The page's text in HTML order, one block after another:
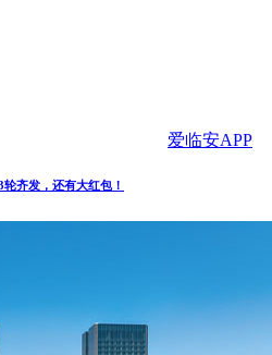
爱临安APP
齐发，还有大红包！